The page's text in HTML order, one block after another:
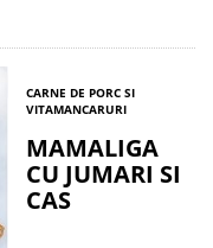
CARNE DE PORC SI
VITAMANCARURI
MAMALIGA
CU JUMARI SI
CAS